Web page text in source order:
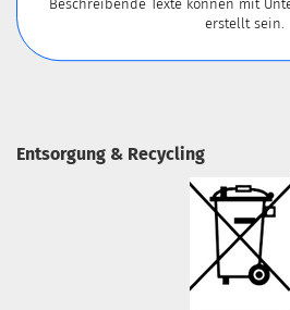
Beschreibende Texte können mit
erstellt sein.
Entsorgung & Recycling